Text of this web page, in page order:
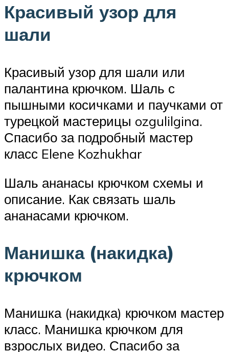
Красивый узор для
шали
Красивый узор для шали или
палантина крючком. Шаль с
пышными косичками и паучками от
турецкой мастерицы ozgulilgina.
Спасибо за подробный мастер
класс Elene Kozhukhar
Шаль ананасы крючком схемы и
описание. Как связать шаль
ананасами крючком.
Манишка (накидка)
крючком
Манишка (накидка) крючком мастер
класс. Манишка крючком для
взрослых видео. Спасибо за